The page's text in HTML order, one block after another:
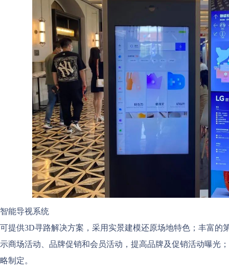
智能导视系统
可提供3D寻路解决方案，采用实景建模还原场地特色；丰富的
示商场活动、品牌促销和会员活动，提高品牌及促销活动曝光
略制定。